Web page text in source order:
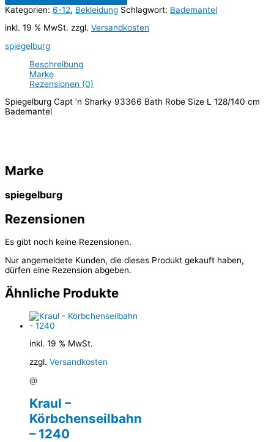
Kategorien: 6-12, Bekleidung Schlagwort: Bademantel
inkl. 19 % MwSt. zzgl. Versandkosten
spiegelburg
Beschreibung
Marke
Rezensionen (0)
Spiegelburg Capt ’n Sharky 93366 Bath Robe Size L 128/140 cm
Bademantel
Marke
spiegelburg
Rezensionen
Es gibt noch keine Rezensionen.
Nur angemeldete Kunden, die dieses Produkt gekauft haben,
dürfen eine Rezension abgeben.
Ähnliche Produkte
inkl. 19 % MwSt.
zzgl. Versandkosten
@
Kraul –
Körbchenseilbahn
– 1240